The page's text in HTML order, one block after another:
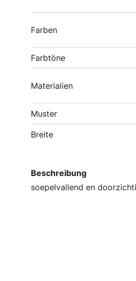
Farben
Farbtöne
Materialien
Muster
Breite
Beschreibung
soepelvallend en